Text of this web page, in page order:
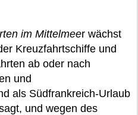
im Mittelmeer wächst
Kreuzfahrtschiffe und
ab oder nach
und
als Südfrankreich-Urlaub
und wegen des